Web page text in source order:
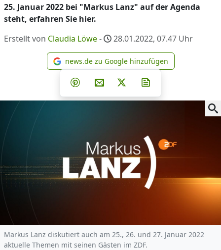
25. Januar 2022 bei "Markus Lanz" auf der Agenda
steht, erfahren Sie hier.
Erstellt von Claudia Löwe- 28.01.2022, 07.47 Uhr
news.de zu Google
news.de zu Google hinzufügen
Teilen auf Facebook
Teilen auf Whatsapp
Teilen auf Telegram
Teilen auf Pinterest
Per E-Mail teilen
Post auf X
Markus Lanz diskutiert auch am 25., 26. und 27. Januar 2022
aktuelle Themen mit seinen Gästen im ZDF.